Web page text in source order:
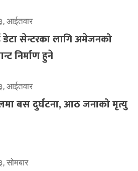
आईतवार
सेन्टरका लागि अमेजनको
निर्माण हुने
आईतवार
बस दुर्घटना, आठ जनाको मृत्यु
सोमबार